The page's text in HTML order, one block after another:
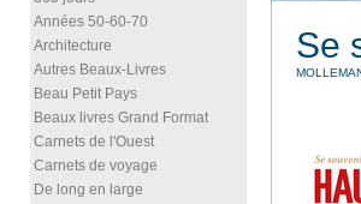
Années 50-60-70
Architecture
Autres Beaux-Livres
Beau Petit Pays
Beaux livres Grand Format
Carnets de l'Ouest
Carnets de voyage
De long en large
Se